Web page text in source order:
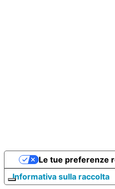
Informativa sulla raccolta
Le tue preferenze